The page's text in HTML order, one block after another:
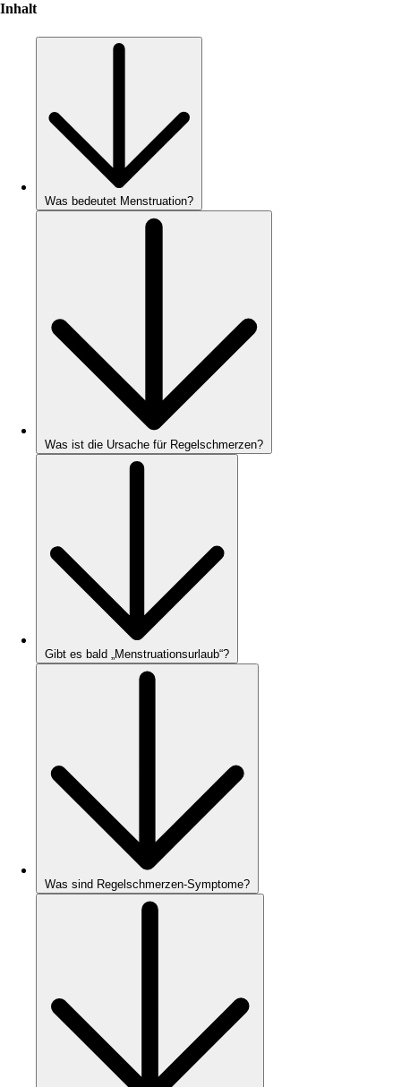
Inhalt
Was bedeutet Menstruation?
Was ist die Ursache für Regelschmerzen?
Gibt es bald „Menstruationsurlaub“?
Was sind Regelschmerzen-Symptome?